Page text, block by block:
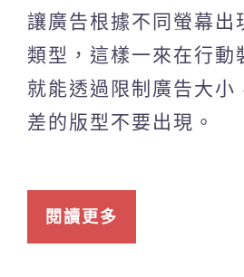
讓廣告根據不同螢幕出
類型，這樣一來在行動
就能透過限制廣告大小
差的版型不要出現。
閱讀更多